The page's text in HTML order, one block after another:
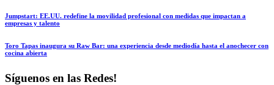
Jumpstart: EE.UU. redefine la movilidad profesional con medidas que impactan a
empresas y talento
Toro Tapas inaugura su Raw Bar: una experiencia desde mediodía hasta el anochecer con
cocina abierta
Síguenos en las Redes!